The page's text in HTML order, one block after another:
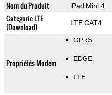
Nom du Produit iPad Mini 4
Categorie LTE
(Download)
LTE CAT4
Propriétés Modem
GPRS
EDGE
LTE